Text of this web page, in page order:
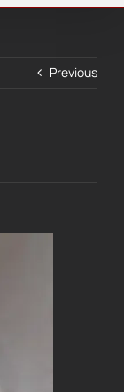
Previous